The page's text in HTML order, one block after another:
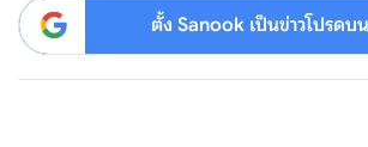
ตั้ง Sanook เป็นข่าวโปรด